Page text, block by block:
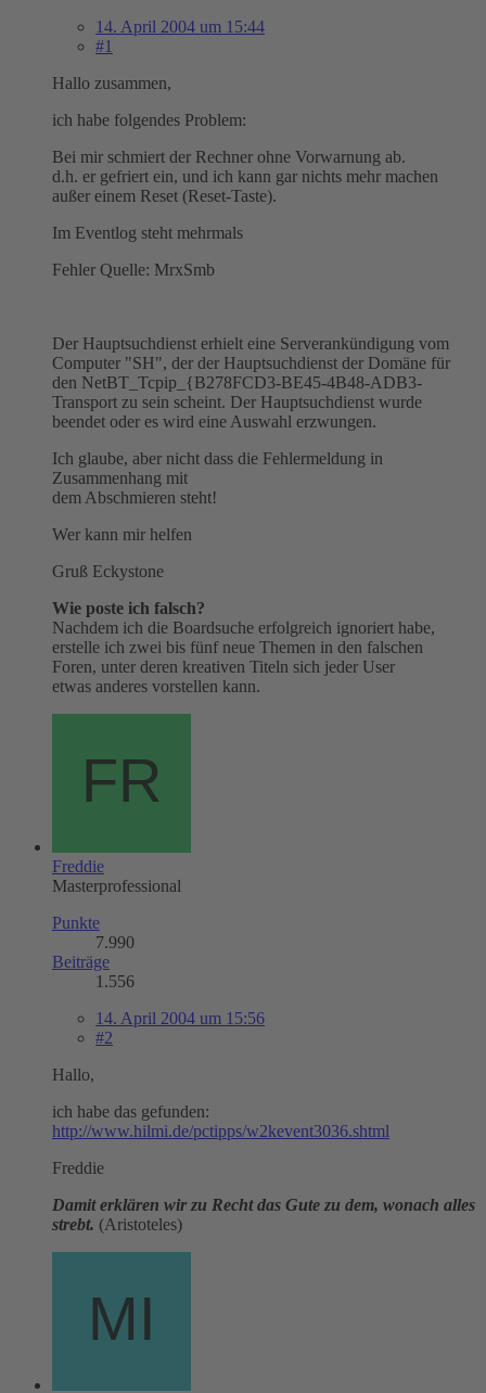
14. April 2004 um 15:44
#1
Hallo zusammen,
ich habe folgendes Problem:
Bei mir schmiert der Rechner ohne Vorwarnung ab.
d.h. er gefriert ein, und ich kann gar nichts mehr machen
außer einem Reset (Reset-Taste).
Im Eventlog steht mehrmals
Fehler Quelle: MrxSmb
Der Hauptsuchdienst erhielt eine Serverankündigung vom
Computer "SH", der der Hauptsuchdienst der Domäne für
den NetBT_Tcpip_{B278FCD3-BE45-4B48-ADB3-
Transport zu sein scheint. Der Hauptsuchdienst wurde
beendet oder es wird eine Auswahl erzwungen.
Ich glaube, aber nicht dass die Fehlermeldung in
Zusammenhang mit
dem Abschmieren steht!
Wer kann mir helfen
Gruß Eckystone
Wie poste ich falsch?
Nachdem ich die Boardsuche erfolgreich ignoriert habe,
erstelle ich zwei bis fünf neue Themen in den falschen
Foren, unter deren kreativen Titeln sich jeder User
etwas anderes vorstellen kann.
Freddie
Masterprofessional
Punkte
7.990
Beiträge
1.556
14. April 2004 um 15:56
#2
Hallo,
ich habe das gefunden:
http://www.hilmi.de/pctipps/w2kevent3036.shtml
Freddie
Damit erklären wir zu Recht das Gute zu dem, wonach alles
strebt. (Aristoteles)